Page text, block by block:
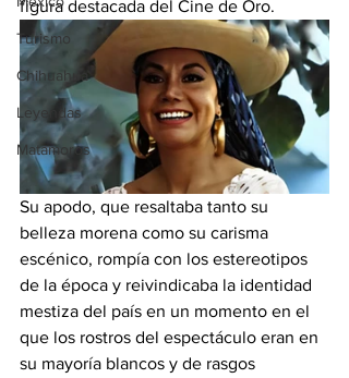
Turismo
Chihuahua
Leyendas
Matamoros
figura destacada del Cine de Oro.
Su apodo, que resaltaba tanto su
belleza morena como su carisma
escénico, rompía con los estereotipos
de la época y reivindicaba la identidad
mestiza del país en un momento en el
que los rostros del espectáculo eran en
su mayoría blancos y de rasgos